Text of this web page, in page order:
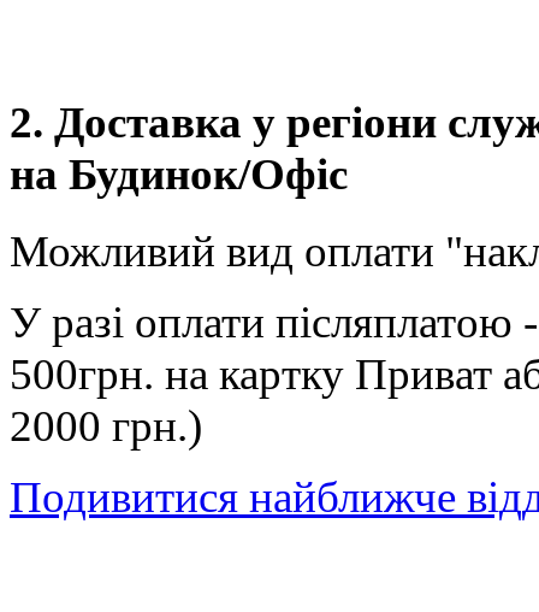
2. Доставка у регіони
на Будинок/Офіс
Можливий вид оплати
У разі оплати післяплатою
500грн. на картку Приват
2000 грн.)
Подивитися найближче